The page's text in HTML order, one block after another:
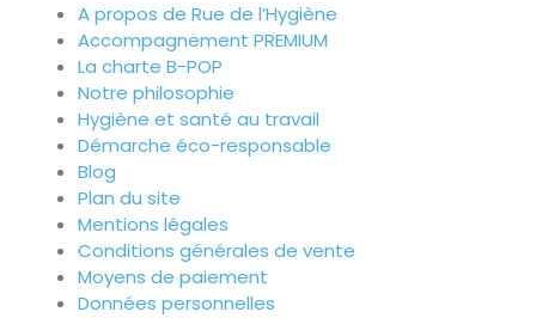
A propos de Rue de l’Hygiène
Accompagnement PREMIUM
La charte B-POP
Notre philosophie
Hygiène et santé au travail
Démarche éco-responsable
Blog
Plan du site
Mentions légales
Conditions générales de vente
Moyens de paiement
Données personnelles